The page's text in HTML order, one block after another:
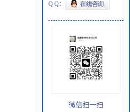
Q Q：
微信扫一扫